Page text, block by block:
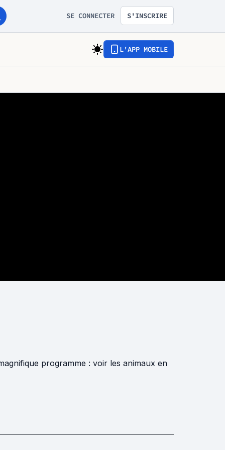
SE CONNECTER S'INSCRIRE
L'APP MOBILE
programme : voir les animaux en